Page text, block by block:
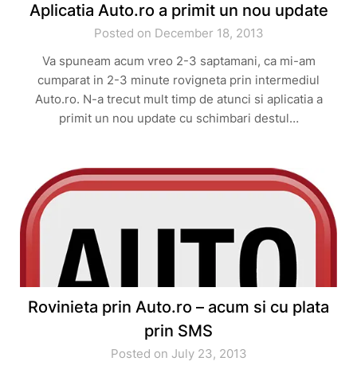
Aplicatia Auto.ro a primit un nou update
Posted on December 18, 2013
Va spuneam acum vreo 2-3 saptamani, ca mi-am
cumparat in 2-3 minute rovigneta prin intermediul
Auto.ro. N-a trecut mult timp de atunci si aplicatia a
primit un nou update cu schimbari destul…
Rovinieta prin Auto.ro – acum si cu plata
prin SMS
Posted on July 23, 2013